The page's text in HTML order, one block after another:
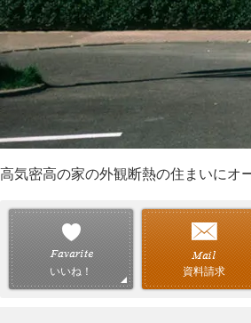
高気密高の家の外観断熱の住まいにオ
いいね！ 資料請求